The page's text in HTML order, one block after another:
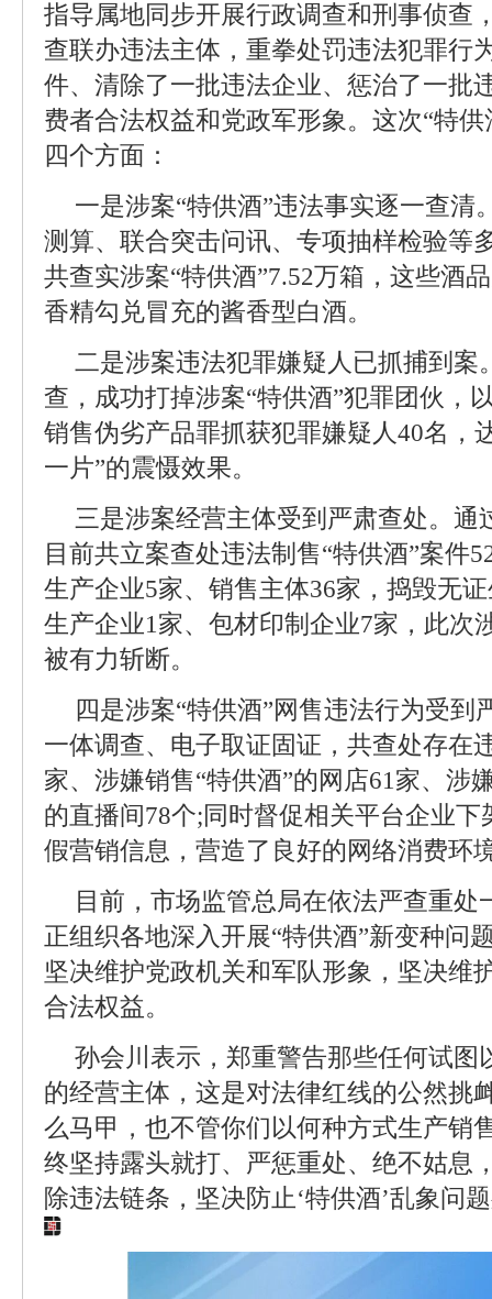
指导属地同步开展行政调查和刑事侦查
查联办违法主体，重拳处罚违法犯罪行
件、清除了一批违法企业、惩治了一批
费者合法权益和党政军形象。这次“特
四个方面：
一是涉案“特供酒”违法事实逐一查清
测算、联合突击问讯、专项抽样检验等
共查实涉案“特供酒”7.52万箱，这些酒
香精勾兑冒充的酱香型白酒。
二是涉案违法犯罪嫌疑人已抓捕到案
查，成功打掉涉案“特供酒”犯罪团伙，
销售伪劣产品罪抓获犯罪嫌疑人40名，
一片”的震慑效果。
三是涉案经营主体受到严肃查处。通
目前共立案查处违法制售“特供酒”案件
生产企业5家、销售主体36家，捣毁无
生产企业1家、包材印制企业7家，此次
被有力斩断。
四是涉案“特供酒”网售违法行为受到
一体调查、电子取证固证，共查处存在
家、涉嫌销售“特供酒”的网店61家、涉
的直播间78个;同时督促相关平台企业
假营销信息，营造了良好的网络消费环
目前，市场监管总局在依法严查重
正组织各地深入开展“特供酒”新变种问
坚决维护党政机关和军队形象，坚决维
合法权益。
孙会川表示，郑重警告那些任何试图
的经营主体，这是对法律红线的公然挑
么马甲，也不管你们以何种方式生产销
终坚持露头就打、严惩重处、绝不姑息
除违法链条，坚决防止‘特供酒’乱象问